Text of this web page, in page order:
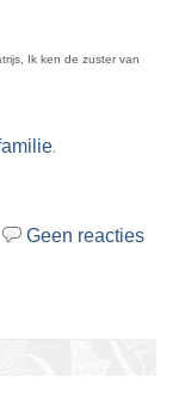
Ik ken de zuster van
.
Geen reacties